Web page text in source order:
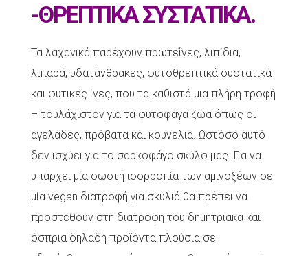
-ΘΡΕΠΤΙΚΑ ΣΥΣΤΑΤΙΚΑ.
Τα λαχανικά παρέχουν πρωτεΐνες, λιπίδια,
λιπαρά, υδατάνθρακες, φυτοθρεπτικά συστατικά
και φυτικές ίνες, που τα καθιστά μια πλήρη τροφή
– τουλάχιστον για τα φυτοφάγα ζώα όπως οι
αγελάδες, πρόβατα και κουνέλια. Ωστόσο αυτό
δεν ισχύει για το σαρκοφάγο σκύλο μας. Για να
υπάρχει μία σωστή ισορροπία των αμινοξέων σε
μία vegan διατροφή για σκυλιά θα πρέπει να
προστεθούν στη διατροφή του δημητριακά και
όσπρια δηλαδή προϊόντα πλούσια σε